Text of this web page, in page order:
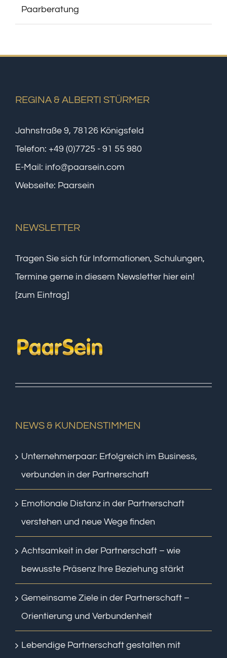
Paarberatung
REGINA & ALBERTI STÜRMER
Jahnstraße 9, 78126 Königsfeld
Telefon: +49 (0)7725 - 91 55 980
E-Mail: info@paarsein.com
Webseite: Paarsein
NEWSLETTER
Tragen Sie sich für Informationen, Schulungen,
Termine gerne in diesem Newsletter hier ein!
[zum Eintrag]
NEWS & KUNDENSTIMMEN
Unternehmerpaar: Erfolgreich im Business,
verbunden in der Partnerschaft
Emotionale Distanz in der Partnerschaft
verstehen und neue Wege finden
Achtsamkeit in der Partnerschaft – wie
bewusste Präsenz Ihre Beziehung stärkt
Gemeinsame Ziele in der Partnerschaft –
Orientierung und Verbundenheit
Lebendige Partnerschaft gestalten mit